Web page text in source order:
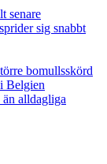
senare
sig snabbt
bomullsskörd
Belgien
alldagliga